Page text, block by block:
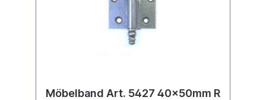
Möbelband Art. 5427 40x50mm R